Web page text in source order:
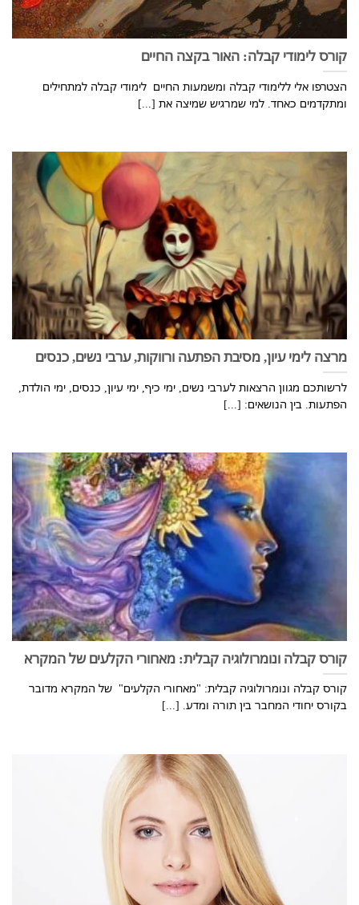
קורס לימודי קבלה: האור בקצה החיים
הצטרפו אלי ללימודי קבלה ומשמעות החיים לימודי קבלה למתחילים
ומתקדמים כאחד. למי שמרגיש שמיצה את [...]
מרצה לימי עיון, מסיבת הפתעה ורווקות, ערבי נשים, כנסים
לרשותכם מגוון הרצאות לערבי נשים, ימי כיף, ימי עיון, כנסים, ימי הולדת,
הפתעות. בין הנושאים: [...]
קורס קבלה ונומרולוגיה קבלית: מאחורי הקלעים של המקרא
קורס קבלה ונומרולוגיה קבלית: "מאחורי הקלעים" של המקרא מדובר
בקורס יחודי המחבר בין תורה ומדע. [...]